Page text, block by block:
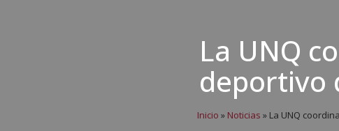
La UNQ
deportivo
Inicio » Noticias » La UNQ